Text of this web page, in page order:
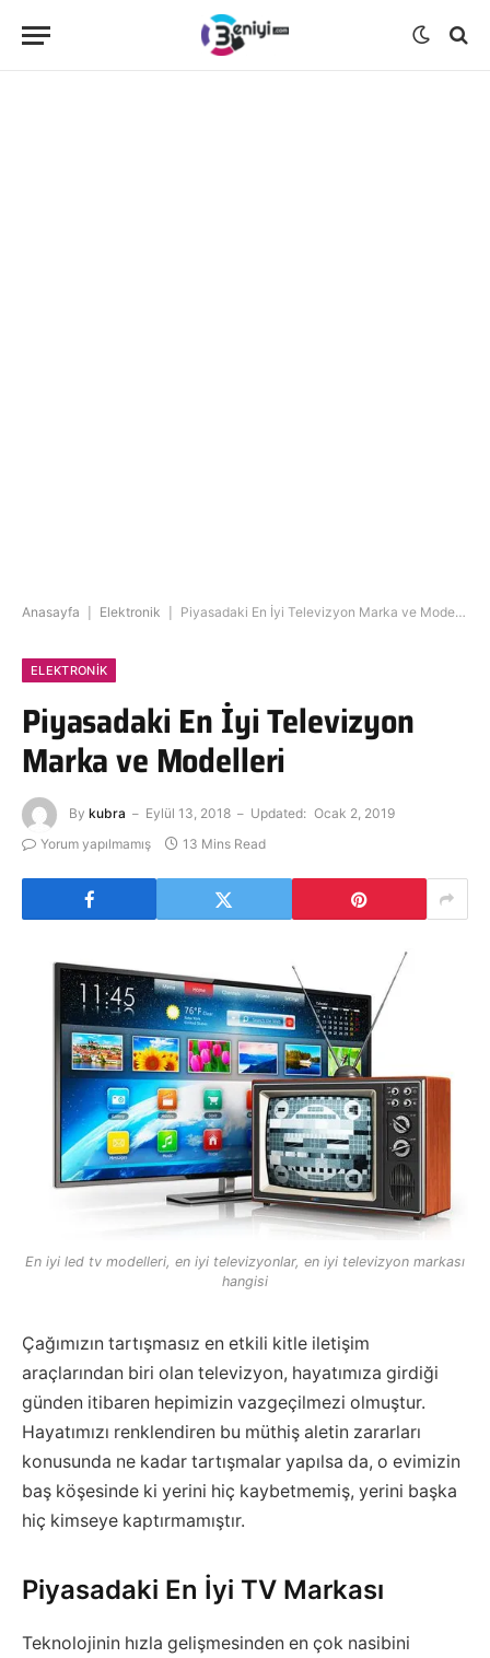
Anasayfa Elektronik Piyasadaki En İyi Televizyon Marka ve Modelleri
ELEKTRONIK
Piyasadaki En İyi Televizyon
Marka ve Modelleri
By kubra Eylül 13, 2018 Updated: Ocak 2, 2019
Yorum yapılmamış
13 Mins Read
En iyi led tv modelleri, en iyi televizyonlar, en iyi televizyon markası
hangisi
Çağımızın tartışmasız en etkili kitle iletişim
araçlarından biri olan televizyon, hayatımıza girdiği
günden itibaren hepimizin vazgeçilmezi olmuştur.
Hayatımızı renklendiren bu müthiş aletin zararları
konusunda ne kadar tartışmalar yapılsa da, o evimizin
baş köşesinde ki yerini hiç kaybetmemiş, yerini başka
hiç kimseye kaptırmamıştır.
Piyasadaki En İyi TV Markası
Teknolojinin hızla gelişmesinden en çok nasibini